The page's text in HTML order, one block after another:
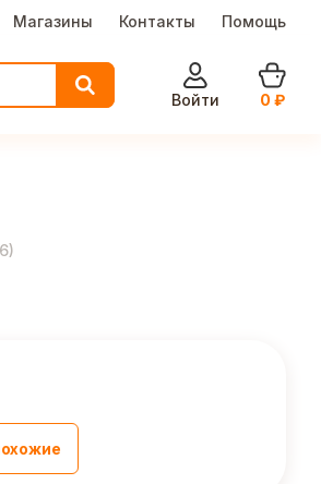
Магазины Контакты Помощь
Войти
0 ₽
)